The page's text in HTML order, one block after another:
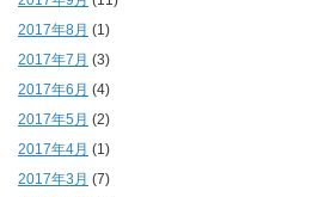
2017年8月 (1)
2017年7月 (3)
2017年6月 (4)
2017年5月 (2)
2017年4月 (1)
2017年3月 (7)